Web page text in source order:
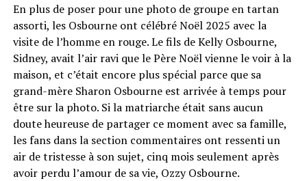
En plus de poser pour une photo de groupe en tartan
assorti, les Osbourne ont célébré Noël 2025 avec la
visite de l’homme en rouge. Le fils de Kelly Osbourne,
Sidney, avait l’air ravi que le Père Noël vienne le voir à la
maison, et c’était encore plus spécial parce que sa
grand-mère Sharon Osbourne est arrivée à temps pour
être sur la photo. Si la matriarche était sans aucun
doute heureuse de partager ce moment avec sa famille,
les fans dans la section commentaires ont ressenti un
air de tristesse à son sujet, cinq mois seulement après
avoir perdu l’amour de sa vie, Ozzy Osbourne.